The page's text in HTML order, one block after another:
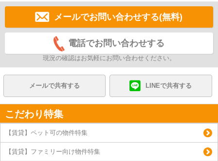
メールでお問い合わせする(無料)
電話でお問い合わせする
現況の確認はお気軽にお問い合わせください。
メールで共有する LINEで共有する
こだわり特集
【賃貸】ペット可の物件特集
【賃貸】ファミリー向け物件特集